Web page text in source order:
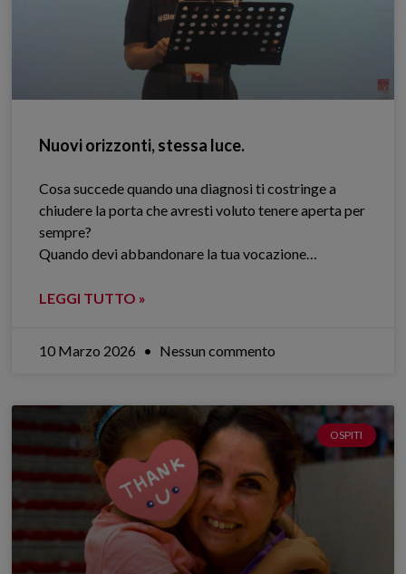
Nuovi orizzonti, stessa luce.
Cosa succede quando una diagnosi ti costringe a
chiudere la porta che avresti voluto tenere aperta per
sempre?
Quando devi abbandonare la tua vocazione…
LEGGI TUTTO »
10 Marzo 2026 Nessun commento
OSPITI